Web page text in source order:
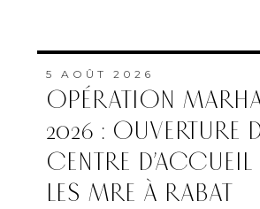
5 AOÛT 2026
OPÉRATION
2026 : OUVERTURE
CENTRE
LES MRE À RABAT